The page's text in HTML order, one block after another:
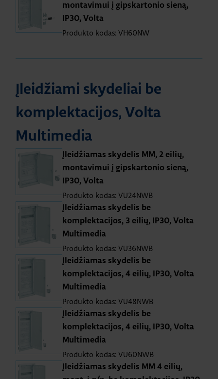
montavimui į gipskartonio sieną,
IP30, Volta
Produkto kodas: VH60NW
Įleidžiami skydeliai be
komplektacijos, Volta
Multimedia
Įleidžiamas skydelis MM, 2 eilių,
montavimui į gipskartonio sieną,
IP30, Volta
Produkto kodas: VU24NWB
Įleidžiamas skydelis be
komplektacijos, 3 eilių, IP30, Volta
Multimedia
Produkto kodas: VU36NWB
Įleidžiamas skydelis be
komplektacijos, 4 eilių, IP30, Volta
Multimedia
Produkto kodas: VU48NWB
Įleidžiamas skydelis be
komplektacijos, 4 eilių, IP30, Volta
Multimedia
Produkto kodas: VU60NWB
Įleidžiamas skydelis MM 4 eilių,